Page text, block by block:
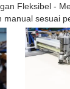
Fleksibel -
sesuai